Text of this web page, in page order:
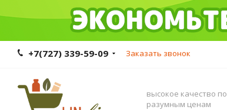
+7(727) 339-59-09 Заказать звонок
высокое качество по
разумным ценам